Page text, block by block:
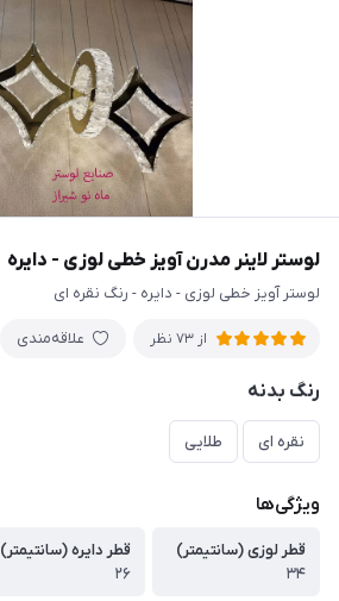
لوستر لاینر مدرن آویز خطی لوزی - دایره
لوستر آویز خطی لوزی - دایره - رنگ نقره ای
از 73 نظر علاقه‌مندی
رنگ بدنه
نقره ای طلایی
ویژگی‌ها
قطر لوزی (سانتیمتر)
٣۴
قطر دایره (سانتیمتر)
٢۶